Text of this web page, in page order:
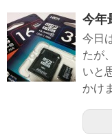
今年
今日
たが
いと
かけ